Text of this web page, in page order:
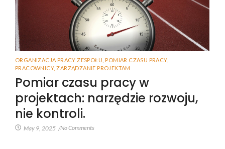
ORGANIZACJA PRACY ZESPOŁU POMIAR CZASU PRACY,
PRACOWNICY, ZARZĄDZANIE PROJEKTAM
Pomiar czasu pracy w
projektach: narzędzie rozwoju,
nie kontroli.
May 9, 2025 /No Comments